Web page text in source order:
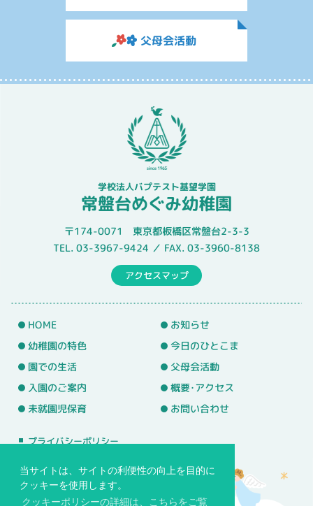
父母会活動
学校法人バプテスト基望学園
常盤台めぐみ幼稚園
〒174-0071 東京都板橋区常盤台2-3-3
TEL. 03-3967-9424 ／ FAX. 03-3960-8138
アクセスマップ
HOME
幼稚園の特色
園での生活
入園のご案内
未就園児保育
お知らせ
今日のひとこま
父母会活動
概要･アクセス
お問い合わせ
プライバシーポリシー
当サイトは、サイトの利便性の向上を目的に
クッキーを使用します。
クッキーポリシーの詳細は、こちらをご覧